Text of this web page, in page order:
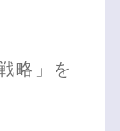
略」を